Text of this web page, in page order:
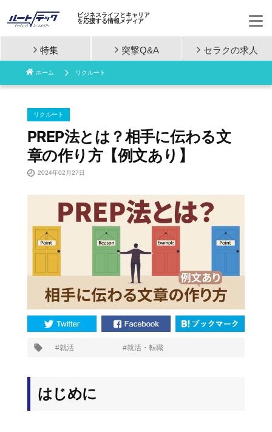
コ
ン
ビジネスライフとキャリア
を応援する情報メディア
特集 突撃Q&A セラクの求人
ホーム リクルート
リクルート
PREP法とは？相手に伝わる文
章の作り方【例文あり】
2024年02月27日
就活 就活・転職
はじめに